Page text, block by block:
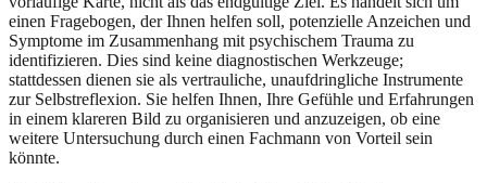
einen Fragebogen, der Ihnen helfen soll, potenzielle Anzeichen und
Symptome im Zusammenhang mit psychischem Trauma zu
identifizieren. Dies sind keine diagnostischen Werkzeuge;
stattdessen dienen sie als vertrauliche, unaufdringliche Instrumente
zur Selbstreflexion. Sie helfen Ihnen, Ihre Gefühle und Erfahrungen
in einem klareren Bild zu organisieren und anzuzeigen, ob eine
weitere Untersuchung durch einen Fachmann von Vorteil sein
könnte.